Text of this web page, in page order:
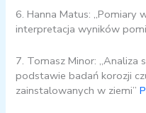
6. Hanna Matus: „Pomiary
interpretacja wyników
7. Tomasz Minor: „Analiza
podstawie badań korozji
zainstalowanych w ziemi”